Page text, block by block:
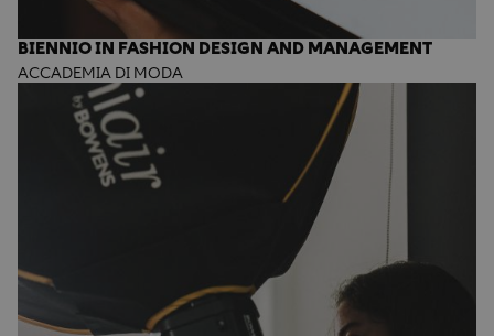
BIENNIO IN FASHION DESIGN AND MANAGEMENT
ACCADEMIA DI MODA